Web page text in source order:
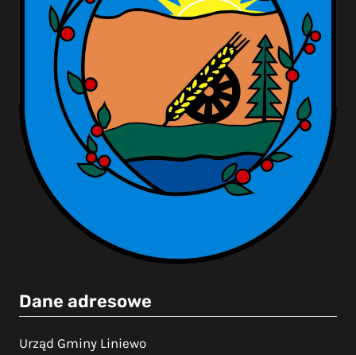
Dane adresowe
Urząd Gminy Liniewo